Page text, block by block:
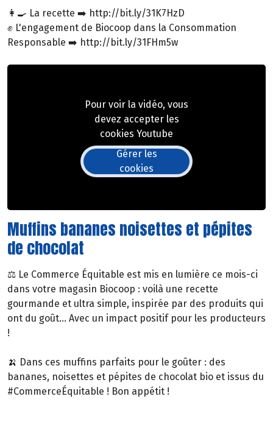
👩‍🍳 La recette ➡️ http://bit.ly/31K7HzD
✊ L'engagement de Biocoop dans la Consommation
Responsable ➡️ http://bit.ly/31FHm5w
Pour voir la vidéo, vous
devez accepter les
cookies Youtube
Gérer les
cookies
Muffins bananes noisettes et pépites
de chocolat
⚖️ Le Commerce Équitable est mis en lumière ce mois-ci
dans votre magasin Biocoop : voilà une recette
gourmande et ultra simple, inspirée par des produits qui
ont du goût... Avec un impact positif pour les producteurs
!
🍌 Dans ces muffins parfaits pour le goûter : des
bananes, noisettes et pépites de chocolat bio et issus du
#CommerceÉquitable ! Bon appétit !